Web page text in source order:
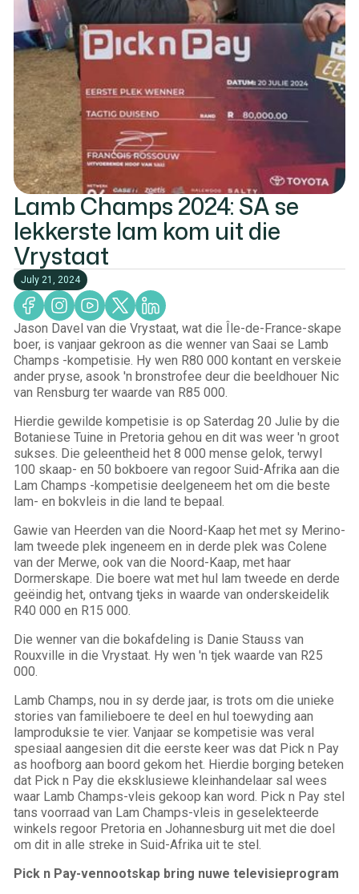
Lamb Champs 2024: SA se
lekkerste lam kom uit die
Vrystaat
July 21, 2024
Jason Davel van die Vrystaat, wat die Île-de-France-skape
boer, is vanjaar gekroon as die wenner van Saai se Lamb
Champs -kompetisie. Hy wen R80 000 kontant en verskeie
ander pryse, asook 'n bronstrofee deur die beeldhouer Nic
van Rensburg ter waarde van R85 000.
Hierdie gewilde kompetisie is op Saterdag 20 Julie by die
Botaniese Tuine in Pretoria gehou en dit was weer 'n groot
sukses. Die geleentheid het 8 000 mense gelok, terwyl
100 skaap- en 50 bokboere van regoor Suid-Afrika aan die
Lam Champs -kompetisie deelgeneem het om die beste
lam- en bokvleis in die land te bepaal.
Gawie van Heerden van die Noord-Kaap het met sy Merino-
lam tweede plek ingeneem en in derde plek was Colene
van der Merwe, ook van die Noord-Kaap, met haar
Dormerskape. Die boere wat met hul lam tweede en derde
geëindig het, ontvang tjeks in waarde van onderskeidelik
R40 000 en R15 000.
Die wenner van die bokafdeling is Danie Stauss van
Rouxville in die Vrystaat. Hy wen 'n tjek waarde van R25
000.
Lamb Champs, nou in sy derde jaar, is trots om die unieke
stories van familieboere te deel en hul toewyding aan
lamproduksie te vier. Vanjaar se kompetisie was veral
spesiaal aangesien dit die eerste keer was dat Pick n Pay
as hoofborg aan boord gekom het. Hierdie borging beteken
dat Pick n Pay die eksklusiewe kleinhandelaar sal wees
waar Lamb Champs-vleis gekoop kan word. Pick n Pay stel
tans voorraad van Lam Champs-vleis in geselekteerde
winkels regoor Pretoria en Johannesburg uit met die doel
om dit in alle streke in Suid-Afrika uit te stel.
Pick n Pay-vennootskap bring nuwe televisieprogram